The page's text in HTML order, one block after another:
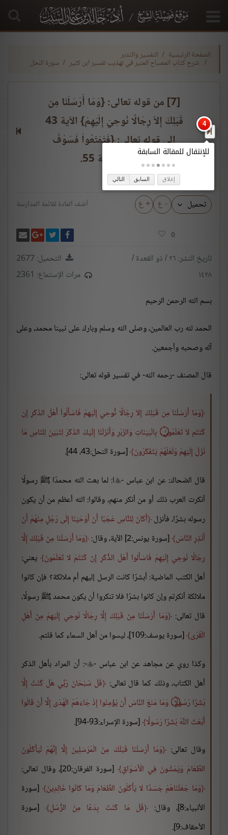
الصفحة الرئيسية التفسير والتدبر
شرح كتاب المصباح المنير في تهذيب تفسير ابن كثير سورة النحل
[7] من قوله تعالى: {وَمَا أَرْسَلْنَا مِن
قَبْلِكَ إِلاّ رِجَالًا نّوحِيَ إِلَيْهِمْ} الآية 43
إلى قوله تعالى: {فَتَمَتّعُواْ فَسَوْفَ
تَعْلَمُونَ} الآية 55.
تحميل - ع + ع أضف المادة لقائمة المدارسة
0 شارك على فيسبوك
انشر تغريدة
شارك على
تاريخ النشر: ٢٦ / ذو القعدة /
١٤٢٨
التحميل: 2677
مرات الإستماع: 2361
بسم الله الرحمن الرحيم
الحمد لله رب العالمين، وصلى الله وسلم وبارك على نبينا محمد، وعلى
آله وصحبه وأجمعين.
قال المصنف -رحمه الله- في تفسير قوله تعالى:
وَمَا أَرْسَلْنَا مِن قَبْلِكَ إِلاّ رِجَالًا نُّوحِي إِلَيْهِمْ فَاسْأَلُواْ أَهْلَ الذّكْرِ إِن
كُنْتُم لاَ تَعْلَمُونَ۝ بِالْبَيّنَاتِ وَالزّبُرِ وَأَنْزَلْنَا إِلَيْكَ الذّكْرَ لِتُبَيّنَ لِلنّاسِ مَا
نُزّلَ إِلَيْهِمْ وَلَعَلّهُمْ يَتَفَكّرُونَ [سورة النحل:43، 44].
قال الضحاك: عن ابن عباس -ا: لما بعث الله محمدًا ﷺ رسولًا
أنكرت العرب ذلك أو من أنكر منهم، وقالوا: الله أعظم من أن يكون
رسوله بشرًا، فأنزل أَكَانَ لِلنَّاسِ عَجَبًا أَنْ أَوْحَيْنَا إِلَى رَجُلٍ مِنْهُمْ أَنْ
أَنْذِرِ النَّاسَ [سورة يونس:2] الآية، وقال:
وَمَا أَرْسَلْنَا مِنْ قَبْلِكَ إِلَّا
رِجَالًا نُوحِي إِلَيْهِمْ فَاسْأَلوا أَهْلَ الذِّكْرِ إِنْ كُنْتُمْ لا تَعْلَمُونَ يعني:
أهل الكتب الماضية: أبشرًا كانت الرسل إليهم أم ملائكة؟ فإن كانوا
ملائكة أنكرتم وإن كانوا بشرًا فلا تنكروا أن يكون محمد ﷺ رسولًا،
قال تعالى: وَمَا أَرْسَلْنَا مِنْ قَبْلِكَ إِلَّا رِجَالًا نُوحِي إِلَيْهِمْ مِنْ أَهْلِ
الْقُرَى [سورة يوسف:109]، ليسوا من أهل السماء كما قلتم.
وكذا روي عن مجاهد عن ابن عباس --: أن المراد بأهل الذكر
أهل الكتاب، وذلك كما قال تعالى: قُلْ سُبْحَانَ رَبِّي هَلْ كُنْتُ إِلَّا
بَشَرًا رَسُولًا ۝ وَمَا مَنَعَ النَّاسَ أَنْ يُؤْمِنُوا إِذْ جَاءَهُمُ الْهُدَى إِلَّا أَنْ قَالُوا
أَبَعَثَ اللَّهُ بَشَرًا رَسُولًا [سورة الإسراء:93-94].
وقال تعالى: وَمَا أَرْسَلْنَا قَبْلَكَ مِنَ الْمُرْسَلِينَ إِلَّا إِنَّهُمْ لَيَأْكُلُونَ
الطَّعَامَ وَيَمْشُونَ فِي الْأَسْوَاقِ [سورة الفرقان:20]، وقال تعالى:
وَمَا جَعَلْنَاهُمْ جَسَدًا لا يَأْكُلُونَ الطَّعَامَ وَمَا كَانُوا خَالِدِينَ [سورة
الأنبياء:8]، وقال:
قُلْ مَا كُنْتُ بِدْعًا مِنَ الرُّسُلِ [سورة
الأحقاف:9].
إغلاق السابق التالي